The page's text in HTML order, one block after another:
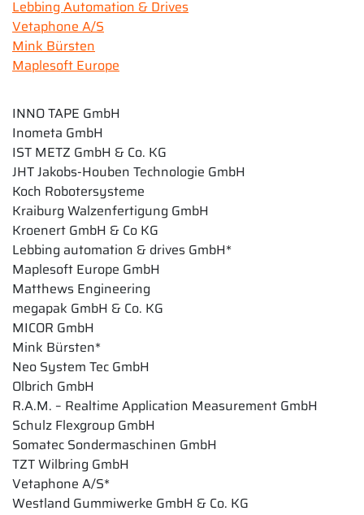
Lebbing Automation & Drives
Vetaphone A/S
Mink Bürsten
Maplesoft Europe
INNO TAPE GmbH
Inometa GmbH
IST METZ GmbH & Co. KG
JHT Jakobs-Houben Technologie GmbH
Koch Robotersysteme
Kraiburg Walzenfertigung GmbH
Kroenert GmbH & Co KG
Lebbing automation & drives GmbH*
Maplesoft Europe GmbH
Matthews Engineering
megapak GmbH & Co. KG
MICOR GmbH
Mink Bürsten*
Neo System Tec GmbH
Olbrich GmbH
R.A.M. – Realtime Application Measurement GmbH
Schulz Flexgroup GmbH
Somatec Sondermaschinen GmbH
TZT Wilbring GmbH
Vetaphone A/S*
Westland Gummiwerke GmbH & Co. KG